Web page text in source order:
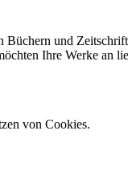
Büchern und
Ihre Werke an
von Cookies.